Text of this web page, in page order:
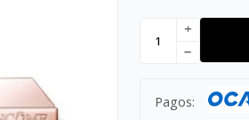
add
remove
Pagos: